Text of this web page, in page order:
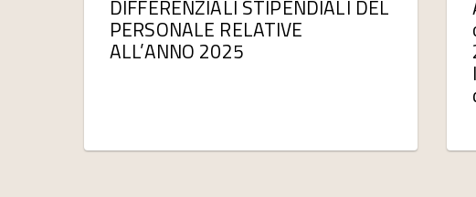
DIFFERENZIALI STIPENDIALI DEL
PERSONALE RELATIVE
ALL’ANNO 2025